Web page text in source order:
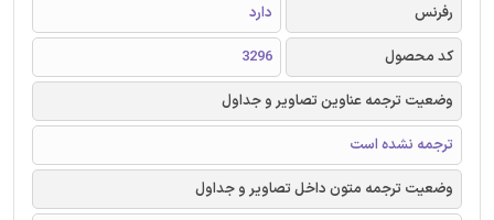
رفرنس
دارد
کد محصول
3296
وضعیت ترجمه عناوین تصاویر و جداول
ترجمه نشده است
وضعیت ترجمه متون داخل تصاویر و جداول